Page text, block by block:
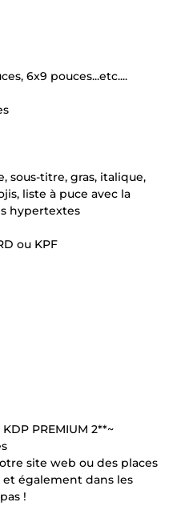
6x9 pouces...etc....
sous-titre, gras, italique,
liste à puce avec la
hypertextes
ou KPF
PREMIUM 2**~
site web ou des places
également dans les
!